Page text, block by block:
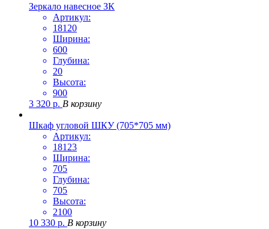
Зеркало навесное ЗК
Артикул:
18120
Ширина:
600
Глубина:
20
Высота:
900
3 320 р. В корзину
Шкаф угловой ШКУ (705*705 мм)
Артикул:
18123
Ширина:
705
Глубина:
705
Высота:
2100
10 330 р. В корзину